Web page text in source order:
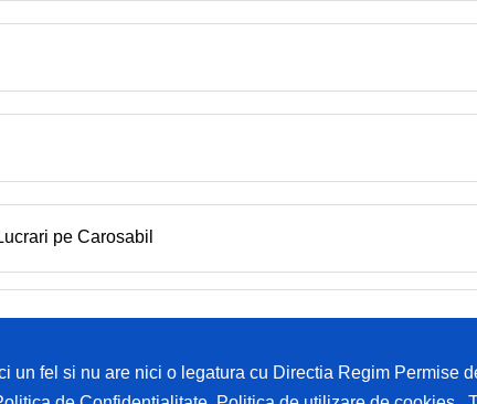
pe Carosabil
un fel si nu are nici o legatura cu Directia Regim Permise